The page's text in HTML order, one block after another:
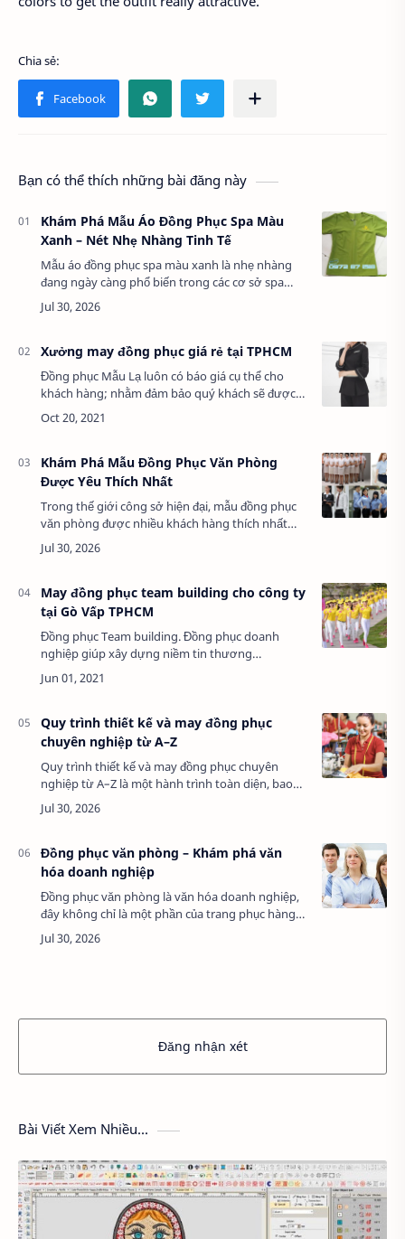
Bạn có thể thích những bài đăng này
Khám Phá Mẫu Áo Đồng Phục Spa Màu
Xanh – Nét Nhẹ Nhàng Tinh Tế
Mẫu áo đồng phục spa màu xanh là nhẹ nhàng
đang ngày càng phổ biến trong các cơ sở spa
hiện đại. Với thiết kế tinh tế, màu sắc dịu mát
mang lại sự thoải mái tối đa cho nhân viên,…
Xưởng may đồng phục giá rẻ tại TPHCM
Đồng phục Mẫu Lạ luôn có báo giá cụ thể cho
khách hàng; nhằm đảm bảo quý khách sẽ được
minh bạch về giá may gia công; giá vải để có thể
so sánh với giá thành tại các cở sở, công ty…
Khám Phá Mẫu Đồng Phục Văn Phòng
Được Yêu Thích Nhất
Trong thế giới công sở hiện đại, mẫu đồng phục
văn phòng được nhiều khách hàng thích nhất
không chỉ là trang phục hàng ngày mà còn là
May đồng phục team building cho công ty
tại Gò Vấp TPHCM
Đồng phục Team building. Đồng phục doanh
nghiệp giúp xây dựng niềm tin thương
hiệu...!Với dịch vụ May đồng phục team building
cho công ty của MAULA luôn được khách hàng
Quy trình thiết kế và may đồng phục
chuyên nghiệp từ A–Z
Quy trình thiết kế và may đồng phục chuyên
nghiệp từ A–Z là một hành trình toàn diện, bao
gồm các bước từ ý tưởng ban đầu đến sản phẩm
hoàn thiện, giúp doanh nghiệp sở hữu những …
Đồng phục văn phòng – Khám phá văn
hóa doanh nghiệp
Đồng phục văn phòng là văn hóa doanh nghiệp,
đây không chỉ là một phần của trang phục hàng
ngày mà còn là biểu tượng thể hiện bản sắc, giá
trị cốt lõi và sự đoàn kết trong môi tr…
Đăng nhận xét
Bài Viết Xem Nhiều...